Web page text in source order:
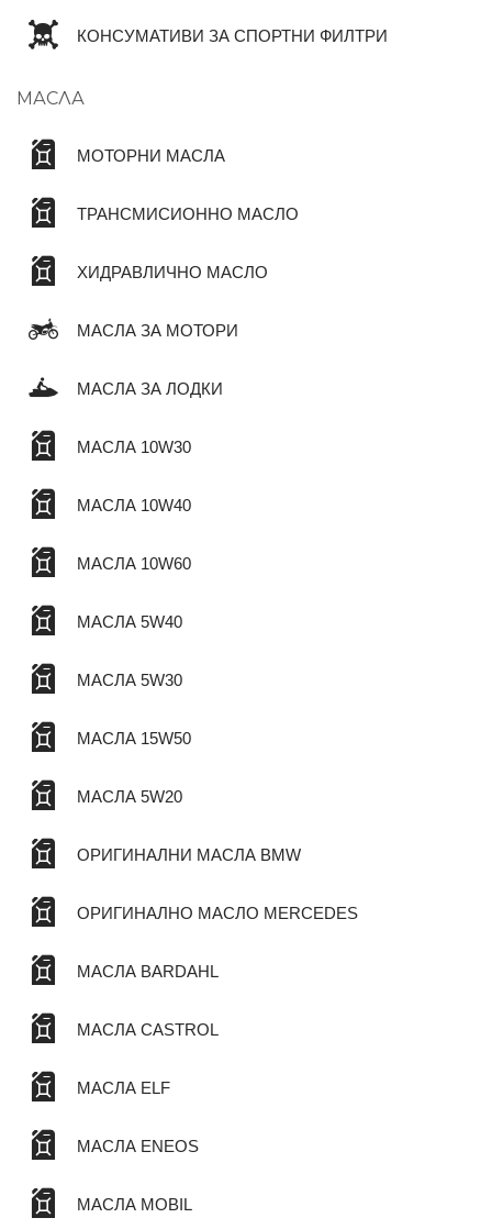
КОНСУМАТИВИ ЗА СПОРТНИ ФИЛТРИ
МАСЛА
МОТОРНИ МАСЛА
ТРАНСМИСИОННО МАСЛО
ХИДРАВЛИЧНО МАСЛО
МАСЛА ЗА МОТОРИ
МАСЛА ЗА ЛОДКИ
МАСЛА 10W30
МАСЛА 10W40
МАСЛА 10W60
МАСЛА 5W40
МАСЛА 5W30
МАСЛА 15W50
МАСЛА 5W20
ОРИГИНАЛНИ МАСЛА BMW
ОРИГИНАЛНО МАСЛО MERCEDES
МАСЛА BARDAHL
МАСЛА CASTROL
МАСЛА ELF
МАСЛА ENEOS
МАСЛА MOBIL